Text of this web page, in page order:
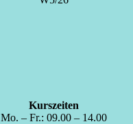
Kurszeiten
Mo. – Fr.: 09.00 – 14.00